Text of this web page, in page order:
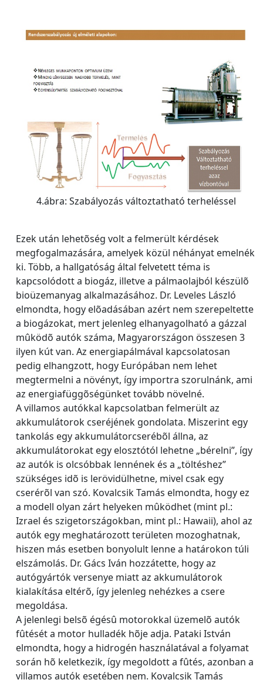
4.ábra: Szabályozás változtatható terheléssel
Ezek után lehetõség volt a felmerült kérdések
megfogalmazására, amelyek közül néhányat emelnék
ki. Több, a hallgatóság által felvetett téma is
kapcsolódott a biogáz, illetve a pálmaolajból készülõ
bioüzemanyag alkalmazásához. Dr. Leveles László
elmondta, hogy elõadásában azért nem szerepeltette
a biogázokat, mert jelenleg elhanyagolható a gázzal
mûködõ autók száma, Magyarországon összesen 3
ilyen kút van. Az energiapálmával kapcsolatosan
pedig elhangzott, hogy Európában nem lehet
megtermelni a növényt, így importra szorulnánk, ami
az energiafüggõségünket tovább növelné.
A villamos autókkal kapcsolatban felmerült az
akkumulátorok cseréjének gondolata. Miszerint egy
tankolás egy akkumulátorcserébõl állna, az
akkumulátorokat egy elosztótól lehetne „bérelni”, így
az autók is olcsóbbak lennének és a „töltéshez”
szükséges idõ is lerövidülhetne, mivel csak egy
cserérõl van szó. Kovalcsik Tamás elmondta, hogy ez
a modell olyan zárt helyeken mûködhet (mint pl.:
Izrael és szigetországokban, mint pl.: Hawaii), ahol az
autók egy meghatározott területen mozoghatnak,
hiszen más esetben bonyolult lenne a határokon túli
elszámolás. Dr. Gács Iván hozzátette, hogy az
autógyártók versenye miatt az akkumulátorok
kialakítása eltérõ, így jelenleg nehézkes a csere
megoldása.
A jelenlegi belsõ égésû motorokkal üzemelõ autók
fûtését a motor hulladék hõje adja. Pataki István
elmondta, hogy a hidrogén használatával a folyamat
során hõ keletkezik, így megoldott a fûtés, azonban a
villamos autók esetében nem. Kovalcsik Tamás